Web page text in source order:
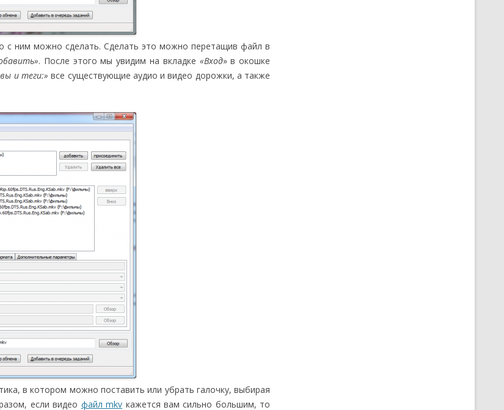
ним можно сделать. Сделать это можно перетащив файл в
. После этого мы увидим на вкладке «Вход» в окошке
и теги:» все существующие аудио и видео дорожки, а также
в котором можно поставить или убрать галочку, выбирая
если видео файл mkv кажется вам сильно большим, то